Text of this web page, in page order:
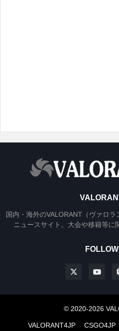
国内・海外のVALORANT（ヴァロ
ニュースサイト。大会や移籍等に
© 2020-2026
VALORANT4JP CSGO4JP